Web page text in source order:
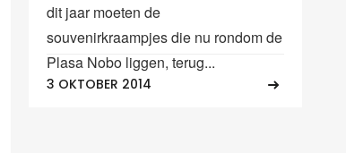
dit jaar moeten de
souvenirkraampjes die nu rondom de
Plasa Nobo liggen, terug...
3 OKTOBER 2014